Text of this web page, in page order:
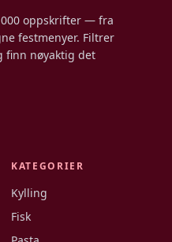
000 oppskrifter — fra
festmenyer. Filtrer
finn nøyaktig det
KATEGORIER
Kylling
Fisk